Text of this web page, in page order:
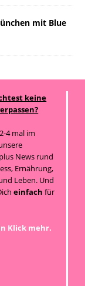
mit Blue
keine
4 mal im
News rund
Ernährung,
Leben. Und
einfach für
Klick mehr.